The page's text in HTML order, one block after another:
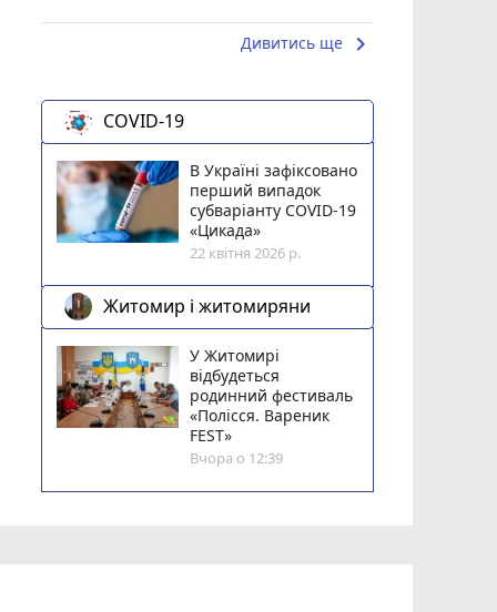
Дивитись ще keyboard_arrow_right
COVID-19
В Україні зафіксовано
перший випадок
субваріанту COVID-19
«Цикада»
22 квітня 2026 р.
Житомир і житомиряни
У Житомирі
відбудеться
родинний фестиваль
«Полісся. Вареник
FEST»
Вчора о 12:39